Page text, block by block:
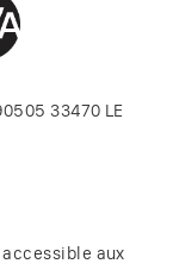
33470 LE
aux